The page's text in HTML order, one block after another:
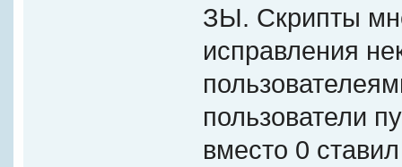
ЗЫ. Скрипты
исправления
пользователи
вместо 0